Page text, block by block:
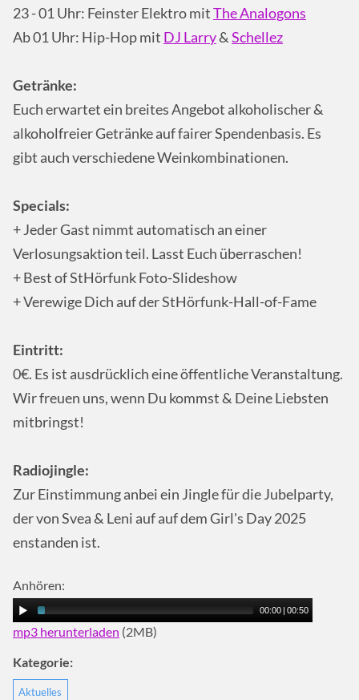
23 - 01 Uhr: Feinster Elektro mitThe Analogons
Ab 01 Uhr: Hip-Hop mit DJ Larry&Schellez
Getränke:
Euch erwartet ein breites Angebot alkoholischer &
alkoholfreier Getränke auf fairer Spendenbasis. Es
gibt auch verschiedene Weinkombinationen.
Specials:
+ Jeder Gast nimmt automatisch an einer
Verlosungsaktion teil. Lasst Euch überraschen!
+ Best of StHörfunk Foto-Slideshow
+ Verewige Dich auf der StHörfunk-Hall-of-Fame
Eintritt:
0€. Es ist ausdrücklich eine öffentliche Veranstaltung.
Wir freuen uns, wenn Du kommst & Deine Liebsten
mitbringst!
Radiojingle:
Zur Einstimmung anbei ein Jingle für die Jubelparty,
der von Svea & Leni auf auf dem Girl's Day 2025
enstanden ist.
Anhören:
00:00 | 00:50
mp3 herunterladen (2MB)
Kategorie:
Aktuelles